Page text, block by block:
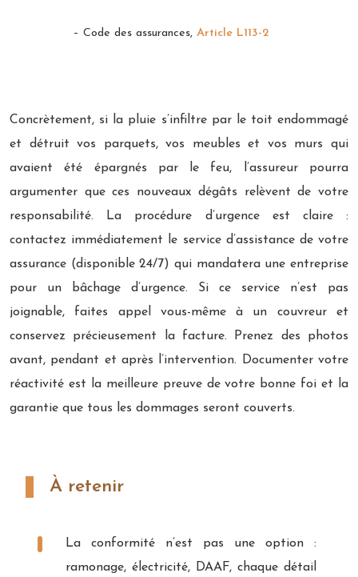
– Code des assurances, Article L113-2
Concrètement, si la pluie s’infiltre par le toit endommagé
et détruit vos parquets, vos meubles et vos murs qui
avaient été épargnés par le feu, l’assureur pourra
argumenter que ces nouveaux dégâts relèvent de votre
responsabilité. La procédure d’urgence est claire :
contactez immédiatement le service d’assistance de votre
assurance (disponible 24/7) qui mandatera une entreprise
pour un bâchage d’urgence. Si ce service n’est pas
joignable, faites appel vous-même à un couvreur et
conservez précieusement la facture. Prenez des photos
avant, pendant et après l’intervention. Documenter votre
réactivité est la meilleure preuve de votre bonne foi et la
garantie que tous les dommages seront couverts.
À retenir
La conformité n’est pas une option :
ramonage, électricité, DAAF, chaque détail